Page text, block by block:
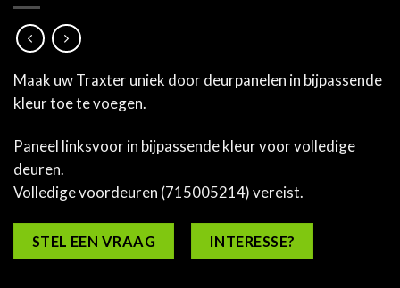
Maak uw Traxter uniek door deurpanelen in bijpassende
kleur toe te voegen.
Paneel linksvoor in bijpassende kleur voor volledige
deuren.
Volledige voordeuren (715005214) vereist.
STEL EEN VRAAG INTERESSE?